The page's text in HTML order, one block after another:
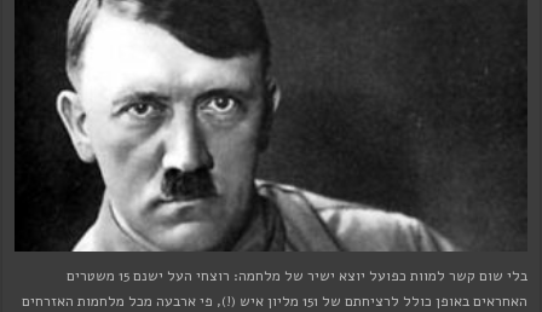
בלי שום קשר למוות כפועל יוצא ישיר של מלחמה: רוצחי העל ישנם 15 משטרים
האחראים באופן כולל לרציחתם של 151 מליון איש (!), פי ארבעה מכל מלחמות האזרחים